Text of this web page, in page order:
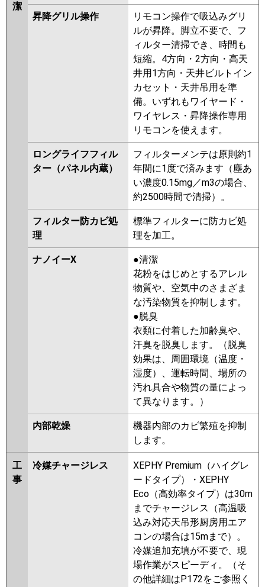
潔
昇降グリル操作
リモコン操作で吸込みグリ
ルが昇降。脚立不要で、フ
ィルター清掃でき、時間も
短縮。4方向・2方向・高天
井用1方向・天井ビルトイン
カセット・天井吊用を準
備。いずれもワイヤード・
ワイヤレス・昇降操作専用
リモコンを使えます。
ロングライフフィル
ター（パネル内蔵）
フィルターメンテは原則約1
年間に1度で済みます（塵あ
い濃度0.15mg／m3の場合、
約2500時間で清掃）。
フィルター防カビ処
理
標準フィルターに防カビ処
理を加工。
ナノイーX
●清潔
花粉をはじめとするアレル
物質や、空気中のさまざま
な汚染物質を抑制します。
●脱臭
衣類に付着した加齢臭や、
汗臭を脱臭します。（脱臭
効果は、周囲環境（温度・
湿度）、運転時間、場所の
汚れ具合や物質の量によっ
て異なります。）
内部乾燥
機器内部のカビ繁殖を抑制
します。
工
事
冷媒チャージレス
XEPHY Premium（ハイグレ
ードタイプ）・XEPHY
Eco（高効率タイプ）は30m
までチャージレス（高温吸
込み対応天吊形厨房用エア
コンの場合は15mまで）。
冷媒追加充填が不要で、現
場作業がスピーディ。（そ
の他詳細はP172をご参照く